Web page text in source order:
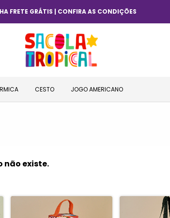
FRETE GRÁTIS | CONFIRA AS CONDIÇÕES
CESTO JOGO AMERICANO
não existe.